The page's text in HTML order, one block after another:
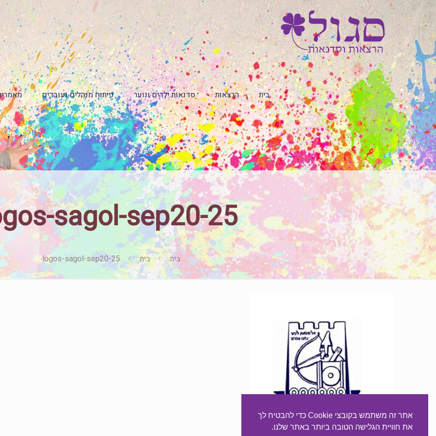
בית הרצאות סדנאות ילדים ונוער פיתוח מנהלים ועובדים
sagol-sep20-25
בית בית logos-sagol-sep20-25
אתר זה משתמש בקובצי Cookie כדי להבטיח לך
את חוויית הגלישה הטובה ביותר באתר שלנו.